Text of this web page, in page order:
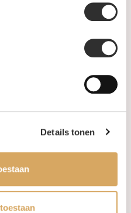
Details tonen